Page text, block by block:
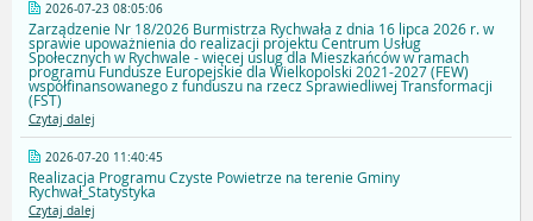
2026-07-23 08:05:06
Zarządzenie Nr 18/2026 Burmistrza Rychwała z dnia 16 lipca 2026 r. w
sprawie upoważnienia do realizacji projektu Centrum Usług
Społecznych w Rychwale - więcej uslug dla Mieszkańców w ramach
programu Fundusze Europejskie dla Wielkopolski 2021-2027 (FEW)
współfinansowanego z funduszu na rzecz Sprawiedliwej Transformacji
(FST)
Czytaj dalej
2026-07-20 11:40:45
Realizacja Programu Czyste Powietrze na terenie Gminy
Rychwał_Statystyka
Czytaj dalej